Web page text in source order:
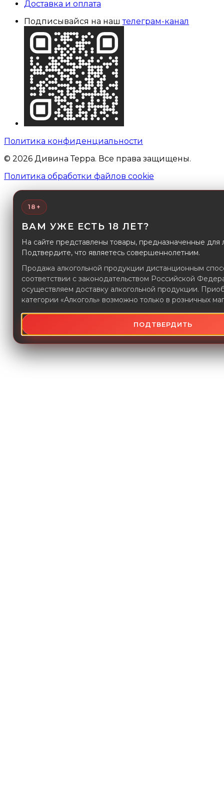
Доставка и оплата
Подписывайся на наштелеграм-канал
Политика конфиденциальности
© 2026 Дивина Терра. Все права защищены.
Политика обработки файлов cookie
18+
ВАМ УЖЕ ЕСТЬ 18 ЛЕТ?
На сайте представлены товары, предназначенные для
Подтвердите, что являетесь совершеннолетним.
Продажа алкогольной продукции дистанционным
соответствии с законодательством Российской
осуществляем доставку алкогольной продукции.
категории «Алкоголь» возможно только в розничных
ПОДТВЕРДИТЬ